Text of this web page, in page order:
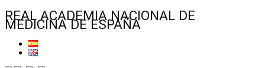
REAL ACADEMIA NACIONAL DE
MEDICINA DE ESPAÑA